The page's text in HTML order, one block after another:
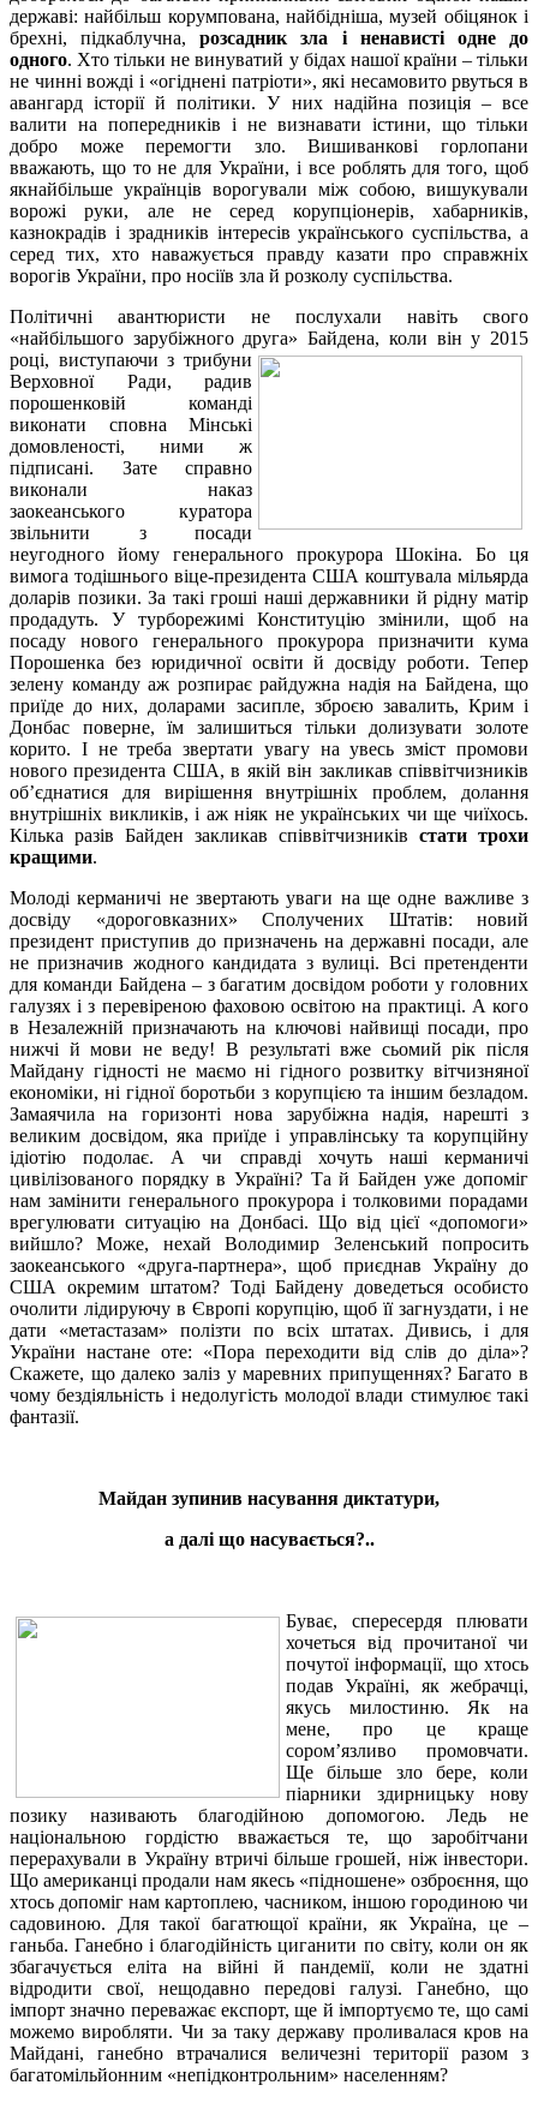
державі: найбільш корумпована, найбідніша, музей обіцянок і
брехні, підкаблучна,розсадник зла і ненависті одне до
одного. Хто тільки не винуватий у бідах нашої країни – тільки
не чинні вожді і «огіднені патріоти», які несамовито рвуться в
авангард історії й політики. У них надійна позиція – все
валити на попередників і не визнавати істини, що тільки
добро може перемогти зло. Вишиванкові горлопани
вважають, що то не для України, і все роблять для того, щоб
якнайбільше українців ворогували між собою, вишукували
ворожі руки, але не серед корупціонерів, хабарників,
казнокрадів і зрадників інтересів українського суспільства, а
серед тих, хто наважується правду казати про справжніх
ворогів України, про носіїв зла й розколу суспільства.
Політичні авантюристи не послухали навіть свого
«найбільшого зарубіжного друга»Байдена, коли він у 2015
році, виступаючи з трибуни
Верховної Ради, радив
порошенковій команді
виконати сповна Мінські
домовленості, ними ж
підписані. Зате справно
виконали наказ
заокеанського куратора
звільнити з посади
неугодного йому генерального прокурора Шокіна. Бо ця
вимога тодішнього віце-президента США коштувала мільярда
доларів позики. За такі гроші наші державники й рідну матір
продадуть. У турборежимі Конституцію змінили, щоб на
посаду нового генерального прокурора призначити кума
Порошенка без юридичної освіти й досвіду роботи. Тепер
зелену команду аж розпирає райдужна надія на Байдена, що
приїде до них, доларами засипле, зброєю завалить, Крим і
Донбас поверне, їм залишиться тільки долизувати золоте
корито. І не треба звертати увагу на увесь зміст промови
нового президента США, в якій він закликав співвітчизників
об’єднатися для вирішення внутрішніх проблем, долання
внутрішніх викликів, і аж ніяк не українських чи ще чиїхось.
Кілька разів Байден закликав співвітчизників стати трохи
кращими.
Молоді керманичі не звертають уваги на ще одне важливе з
досвіду «дороговказних» Сполучених Штатів: новий
президент приступив до призначень на державні посади, але
не призначив жодного кандидата з вулиці. Всі претенденти
для команди Байдена – з багатим досвідом роботи у головних
галузях і з перевіреною фаховою освітою на практиці. А кого
в Незалежній призначають на ключові найвищі посади, про
нижчі й мови не веду! В результаті вже сьомий рік після
Майдану гідності не маємо ні гідного розвитку вітчизняної
економіки, ні гідної боротьби з корупцією та іншим безладом.
Замаячила на горизонті нова зарубіжна надія, нарешті з
великим досвідом, яка приїде і управлінську та корупційну
ідіотію подолає. А чи справді хочуть наші керманичі
цивілізованого порядку в Україні? Та й Байден уже допоміг
нам замінити генерального прокурора і толковими порадами
врегулювати ситуацію на Донбасі. Що від цієї «допомоги»
вийшло? Може, нехай Володимир Зеленський попросить
заокеанського «друга-партнера», щоб приєднав Україну до
США окремим штатом? Тоді Байдену доведеться особисто
очолити лідируючу в Європі корупцію, щоб її загнуздати, і не
дати «метастазам» полізти по всіх штатах. Дивись, і для
України настане оте: «Пора переходити від слів до діла»?
Скажете, що далеко заліз у маревних припущеннях? Багато в
чому бездіяльність і недолугість молодої влади стимулює такі
фантазії.
Майдан зупинив насування диктатури,
а далі що насувається?..
Буває, спересердя плювати
хочеться від прочитаної чи
почутої інформації, що хтось
подав Україні, як жебрачці,
якусь милостиню. Як на
мене, про це краще
сором’язливо промовчати.
Ще більше зло бере, коли
піарники здирницьку нову
позику називають благодійною допомогою. Ледь не
національною гордістю вважається те, що заробітчани
перерахували в Україну втричі більше грошей, ніж інвестори.
Що американці продали нам якесь «підношене» озброєння, що
хтось допоміг нам картоплею, часником, іншою городиною чи
садовиною. Для такої багатющої країни, як Україна, це –
ганьба. Ганебно і благодійність циганити по світу, коли он як
збагачується еліта на війні й пандемії, коли не здатні
відродити свої, нещодавно передові галузі. Ганебно, що
імпорт значно переважає експорт, ще й імпортуємо те, що самі
можемо виробляти. Чи за таку державу проливалася кров на
Майдані, ганебно втрачалися величезні території разом з
багатомільйонним «непідконтрольним» населенням?